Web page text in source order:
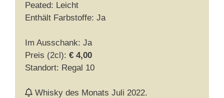
Peated: Leicht
Enthält Farbstoffe: Ja
Im Ausschank: Ja
Preis (2cl): € 4,00
Standort: Regal 10
Whisky des Monats Juli 2022.